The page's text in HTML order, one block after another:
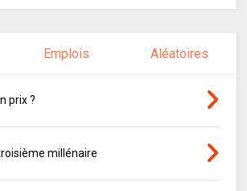
Emplois Aléatoires
prix ?
millénaire